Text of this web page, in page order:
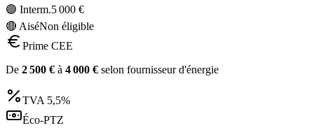
🟣 Interm.5 000 €
🔴 AiséNon éligible
Prime CEE
De 2 500 € à 4 000 € selon fournisseur d'énergie
TVA 5,5%
Éco-PTZ